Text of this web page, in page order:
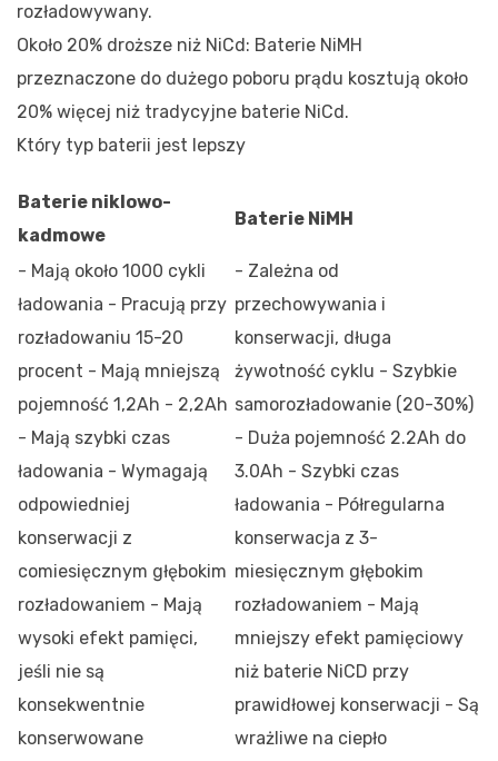
rozładowywany.
Około 20% droższe niż NiCd: Baterie NiMH
przeznaczone do dużego poboru prądu kosztują około
20% więcej niż tradycyjne baterie NiCd.
Który typ baterii jest lepszy
Baterie niklowo-
kadmowe
Baterie NiMH
- Mają około 1000 cykli
ładowania - Pracują przy
rozładowaniu 15-20
procent - Mają mniejszą
pojemność 1,2Ah - 2,2Ah
- Mają szybki czas
ładowania - Wymagają
odpowiedniej
konserwacji z
comiesięcznym głębokim
rozładowaniem - Mają
wysoki efekt pamięci,
jeśli nie są
konsekwentnie
konserwowane
- Zależna od
przechowywania i
konserwacji, długa
żywotność cyklu - Szybkie
samorozładowanie (20-30%)
- Duża pojemność 2.2Ah do
3.0Ah - Szybki czas
ładowania - Półregularna
konserwacja z 3-
miesięcznym głębokim
rozładowaniem - Mają
mniejszy efekt pamięciowy
niż baterie NiCD przy
prawidłowej konserwacji - Są
wrażliwe na ciepło